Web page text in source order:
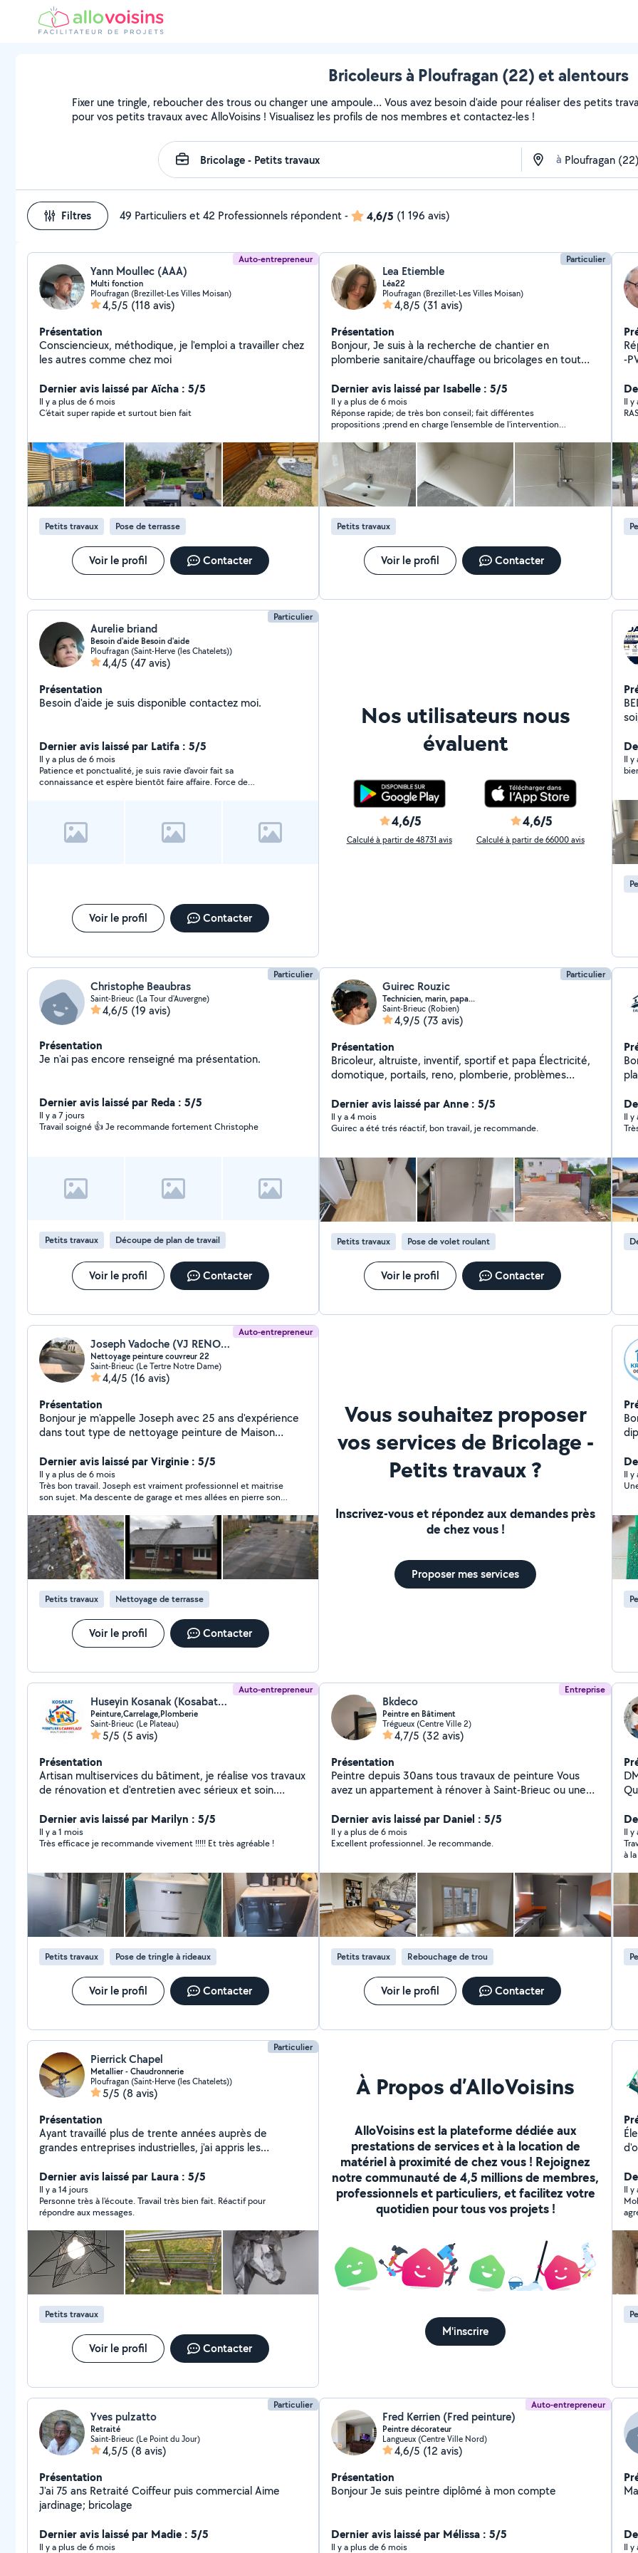
Bricoleurs à Ploufragan (22) et alentours
Fixer une tringle, reboucher des trous ou changer une ampoule… Vous avez besoin d'aide pour réaliser des petits
pour vos petits travaux avec AlloVoisins ! Visualisez les profils de nos membres et contactez-les !
à
Filtres 49 Particuliers et 42 Professionnels répondent- 4,6/5 (1 196 avis)
Auto-entrepreneur
Yann Moullec (AAA)
Multi fonction
Ploufragan (Brezillet-Les Villes Moisan)
4,5/5 (118 avis)
Présentation
Consciencieux, méthodique, je l'emploi a travailler chez
les autres comme chez moi
Dernier avis laissé par Aïcha : 5/5
Il y a plus de 6 mois
C’était super rapide et surtout bien fait
Petits travaux Pose de terrasse
Voir le profil Contacter
Particulier
Lea Etiemble
Léa22
Ploufragan (Brezillet-Les Villes Moisan)
4,8/5 (31 avis)
Présentation
Bonjour, Je suis à la recherche de chantier en
plomberie sanitaire/chauffage ou bricolages en tout
Dernier avis laissé par Isabelle : 5/5
Il y a plus de 6 mois
Réponse rapide; de très bon conseil; fait différentes
propositions ;prend en charge l'ensemble de l'intervention
très agréable
Petits travaux
Voir le profil Contacter
Il y
RAS
Particulier
Aurelie briand
Besoin d'aide Besoin d'aide
Ploufragan (Saint-Herve (les Chatelets))
4,4/5 (47 avis)
Présentation
Besoin d'aide je suis disponible contactez moi.
Dernier avis laissé par Latifa : 5/5
Il y a plus de 6 mois
Patience et ponctualité, je suis ravie d'avoir fait sa
connaissance et espère bientôt faire affaire. Force de
recommande Aurélie qui sait se rendre très utile avec son
véhicule ainsi que sa personne. Merci
Voir le profil Contacter
Nos utilisateurs nous
évaluent
4,6/5
Calculé à partir de 48731 avis
4,6/5
Calculé à partir de 66000 avis
BEDA
et
et
Il y
Particulier
Christophe Beaubras
Saint-Brieuc (La Tour d'Auvergne)
4,6/5 (19 avis)
Présentation
Je n'ai pas encore renseigné ma présentation.
Dernier avis laissé par Reda : 5/5
Il y a 7 jours
Travail soigné 👍 Je recommande fortement Christophe
Petits travaux Découpe de plan de travail
Voir le profil Contacter
Particulier
Guirec Rouzic
Technicien, marin, papa...
Saint-Brieuc (Robien)
4,9/5 (73 avis)
Présentation
Bricoleur, altruiste, inventif, sportif et papa Électricité,
domotique, portails, reno, plomberie, problèmes
Dernier avis laissé par Anne : 5/5
Il y a 4 mois
Guirec a été trés réactif, bon travail, je recommande.
Petits travaux Pose de volet roulant
Voir le profil Contacter
Bonjour, Je
placo, la
devis
Il y
Auto-entrepreneur
Joseph Vadoche (VJ RENOVATION)
Nettoyage peinture couvreur 22
Saint-Brieuc (Le Tertre Notre Dame)
4,4/5 (16 avis)
Présentation
Bonjour je m'appelle Joseph avec 25 ans d'expérience
dans tout type de nettoyage peinture de Maison
ardoise faîtière petite Maçonnerie nettoyage de
véranda nettoyage gouttière réparation cheminée tous
les nettoyage se font avec produits et hydrofuge de
protection et le nettoyage de toutes types de tuiles et
bardage et fibro pour toute demande vous pouvez me
laisser un mail merci Vj rénovation
Dernier avis laissé par Virginie : 5/5
Il y a plus de 6 mois
Très bon travail. Joseph est vraiment professionnel et maitrise
son sujet. Ma descente de garage et mes allées en pierre sont
Petits travaux Nettoyage de terrasse
Voir le profil Contacter
Vous souhaitez proposer
vos services de Bricolage -
Petits travaux ?
Inscrivez-vous et répondez aux demandes près
de chez vous !
Proposer mes services
Bonjour,
et
Il y
Auto-entrepreneur
Huseyin Kosanak (Kosabat22)
Peinture,Carrelage,Plomberie
Saint-Brieuc (Le Plateau)
5/5 (5 avis)
Présentation
Artisan multiservices du bâtiment, je réalise vos travaux
de rénovation et d'entretien avec sérieux et soin.
intérieure et extérieure, pose de carrelage, enduits,
isolation, petite plomberie et petits travaux
d'électricité. Je propose des prestations adaptées à
respectés et des tarifs transparents. Rigoureux,
organisé et méthodique. Devis gratuit
Dernier avis laissé par Marilyn : 5/5
Il y a 1 mois
Très efficace je recommande vivement !!!!! Et très agréable !
Petits travaux Pose de tringle à rideaux
Voir le profil Contacter
Entreprise
Bkdeco
Peintre en Bâtiment
Trégueux (Centre Ville 2)
4,7/5 (32 avis)
Présentation
Peintre depuis 30ans tous travaux de peinture Vous
avez un appartement à rénover à Saint-Brieuc ou une
concernent la pose de revêtements de sols et de
murs, la mise en peinture de vos murs intérieurs ou le
ravalement de façade ? SG peinture BKdeco est la
SGPEINTURE vous propose des prestations de qualité
en accord avec vos envies et vos besoins. Que cela
soit en intérieur ou en extérieur, SGPEINTURE s'engage
à la réalisation de vos projets en vous proposant divers
services : Travaux de peinture intérieure et de
décoration Travaux de peinture extérieure (tous
supports : briques, pierre, plâtre, boiserie, ferronnerie,
bois, ...) Pose de revêtements muraux (papier peint,
toile de verre, Patent). Peinture intérieure/Extérieur
Application d'une peinture isolante reflective coupe les
MURS FROID. N'hésitez pas à me contacter .
Dernier avis laissé par Daniel : 5/5
Il y a plus de 6 mois
Excellent professionnel. Je recommande.
Petits travaux Rebouchage de trou
Voir le profil Contacter
DM
Quimper (29
Il y
à
Particulier
Pierrick Chapel
Metallier - Chaudronnerie
Ploufragan (Saint-Herve (les Chatelets))
5/5 (8 avis)
Présentation
Ayant travaillé plus de trente années auprès de
grandes entreprises industrielles, j'ai appris les
apporter à tous . * Travaux sur métaux ( acier inox) *
Soudure Mig Tig * Soudure par points * Pliage tôle *
Fabrication de portes - barreaudage * Toutes pièces
métalliques à la demande * Délivrance de plans 3D -
Cad # Peux faire diagnostic énergie avec rapport.
Thermographie. # Électromécanicien - dépannage
électrique. # Tuyauterie inox ( fabrication et pose)
Dernier avis laissé par Laura : 5/5
Il y a 14 jours
Personne très à l'écoute. Travail très bien fait. Réactif pour
répondre aux messages.
Petits travaux
Voir le profil Contacter
À Propos d’AlloVoisins
AlloVoisins est la plateforme dédiée aux
prestations de services et à la location de
matériel à proximité de chez vous ! Rejoignez
notre communauté de 4,5 millions de membres,
professionnels et particuliers, et facilitez votre
quotidien pour tous vos projets !
M'inscrire
Il y
agréable, il a
Particulier
Yves pulzatto
Retraité
Saint-Brieuc (Le Point du Jour)
4,5/5 (8 avis)
Présentation
J'ai 75 ans Retraité Coiffeur puis commercial Aime
jardinage; bricolage
Dernier avis laissé par Madie : 5/5
Il y a plus de 6 mois
Auto-entrepreneur
Fred Kerrien (Fred peinture)
Peintre décorateur
Langueux (Centre Ville Nord)
4,6/5 (12 avis)
Présentation
Bonjour Je suis peintre diplômé à mon compte
Dernier avis laissé par Mélissa : 5/5
Il y a plus de 6 mois
Il y